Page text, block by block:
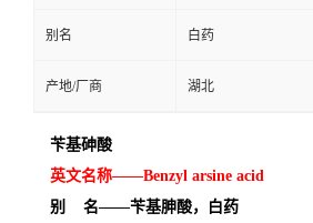
别名 白药
产地/厂商 湖北
苄基砷酸
英文名称——Benzyl arsine acid
别
名——苄基胂酸，白药